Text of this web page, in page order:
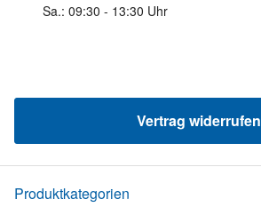
Sa.: 09:30 - 13:30 Uhr
Vertrag widerrufen
Produktkategorien